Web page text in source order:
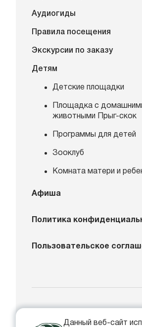
Данный веб-сайт
Аудиогиды
Правила посещения
Экскурсии по заказу
Детям
Детские площадки
Площадка с
животными Прыг-скок
Программы для детей
Зооклуб
Комната матери и
Афиша
Политика
Пользовательское